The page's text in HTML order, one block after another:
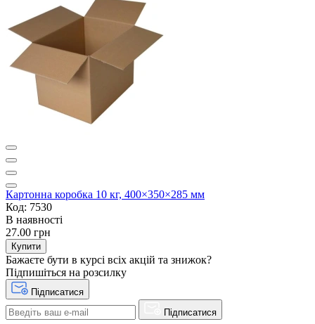
Картонна коробка 10 кг, 400×350×285 мм
Код: 7530
В наявності
27.00 грн
Купити
Бажаєте бути в курсі всіх акцій та знижок?
Підпишіться на розсилку
Підписатися
Підписатися